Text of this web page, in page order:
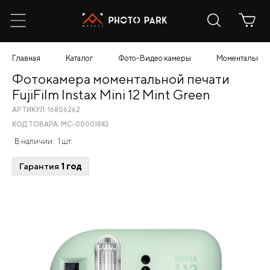
Главная Каталог Фото-Видео камеры Моментальной
Фотокамера моментальной печати
FujiFilm Instax Mini 12 Mint Green
АРТИКУЛ: 16806262
КОД ТОВАРА: МС-00001843
В наличии: 1 шт.
Гарантия 1 год